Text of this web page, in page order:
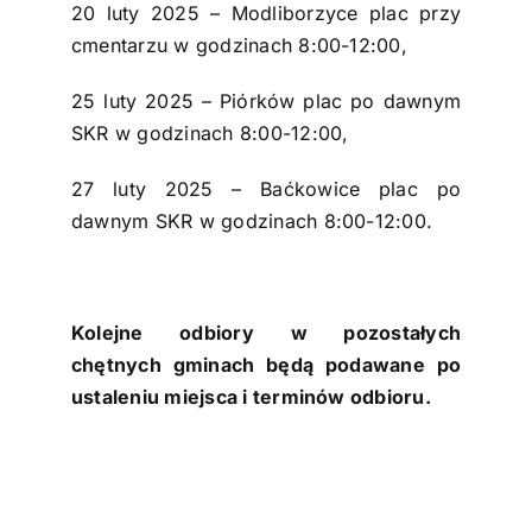
20 luty 2025 – Modliborzyce plac przy
cmentarzu w godzinach 8:00-12:00,
25 luty 2025 – Piórków plac po dawnym
SKR w godzinach 8:00-12:00,
27 luty 2025 – Baćkowice plac po
dawnym SKR w godzinach 8:00-12:00.
Kolejne odbiory w pozostałych
chętnych gminach będą podawane po
ustaleniu miejsca i terminów odbioru.